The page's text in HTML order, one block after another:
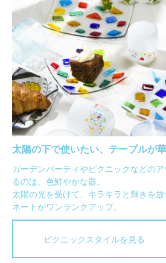
太陽の下で使いたい、テーブルが
ガーデンパーティやピクニックなどの
るのは、色鮮やかな器。
太陽の光を受けて、キラキラと輝きを
ネートがワンランクアップ。
ピクニックスタイルを見る